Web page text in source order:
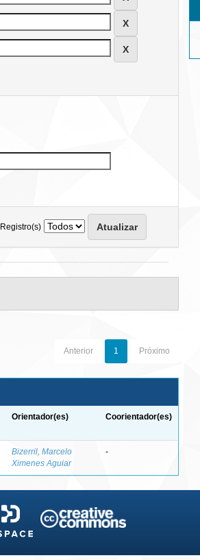
Registro(s)
Anterior 1 Próximo
Orientador(es) Coorientador(es)
Bizerril, Marcelo
Ximenes Aguiar
-